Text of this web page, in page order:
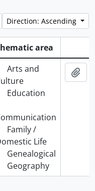
Direction: Ascending
area
Arts and
Education
Family /
Life
Genealogical
Geography